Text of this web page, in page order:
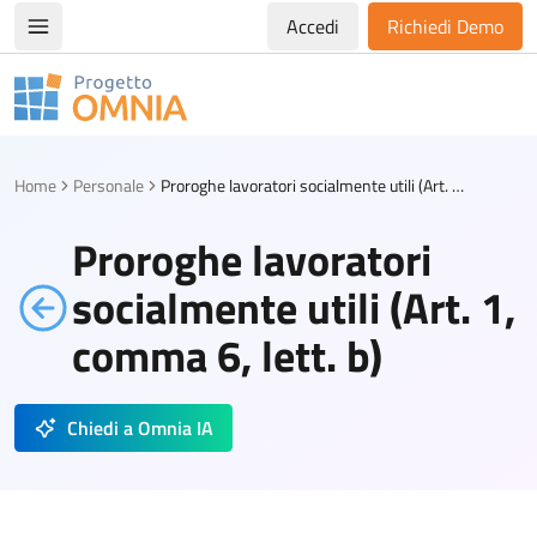
Apri/chiudi menù di navigazioneAccedi Richiedi Demo
Progetto Omnia
Home Personale Proroghe lavoratori socialmente utili (Art. 1, comma 6, lett. b)
Proroghe lavoratori
socialmente utili (Art. 1,
comma 6, lett. b)
Chiedi a Omnia IA